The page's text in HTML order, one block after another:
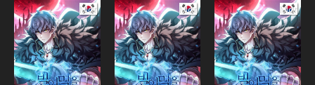
Manhwa Manhwa